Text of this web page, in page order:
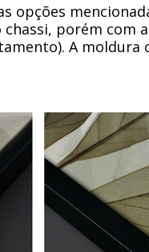
opções
porém com
A moldura